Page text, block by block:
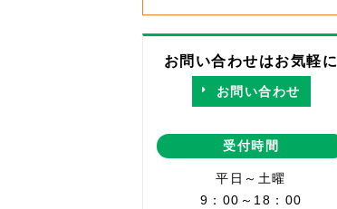
お問い合わせはお気軽に
お問い合わせ
受付時間
平日～土曜
9：00～18：00